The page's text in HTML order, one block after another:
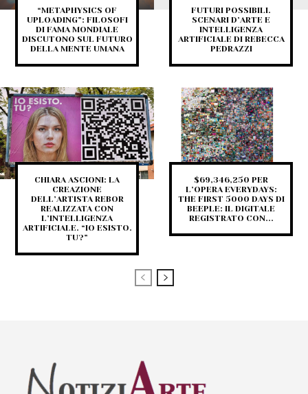
“METAPHYSICS OF
UPLOADING”: FILOSOFI
DI FAMA MONDIALE
DISCUTONO SUL FUTURO
DELLA MENTE UMANA
FUTURI POSSIBILI.
SCENARI D’ARTE E
INTELLIGENZA
ARTIFICIALE DI REBECCA
PEDRAZZI
CHIARA ASCIONI: LA
CREAZIONE
DELL’ARTISTA REBOR
REALIZZATA CON
L’INTELLIGENZA
ARTIFICIALE. “IO ESISTO.
TU?”
$69,346,250 PER
L’OPERA EVERYDAYS:
THE FIRST 5000 DAYS DI
BEEPLE: IL DIGITALE
REGISTRATO CON...